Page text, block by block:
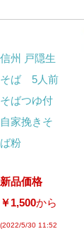
信州 戸隠生
そば 5人前
そばつゆ付
自家挽きそ
ば粉
新品価格
￥1,500から
(2022/5/30 11:52